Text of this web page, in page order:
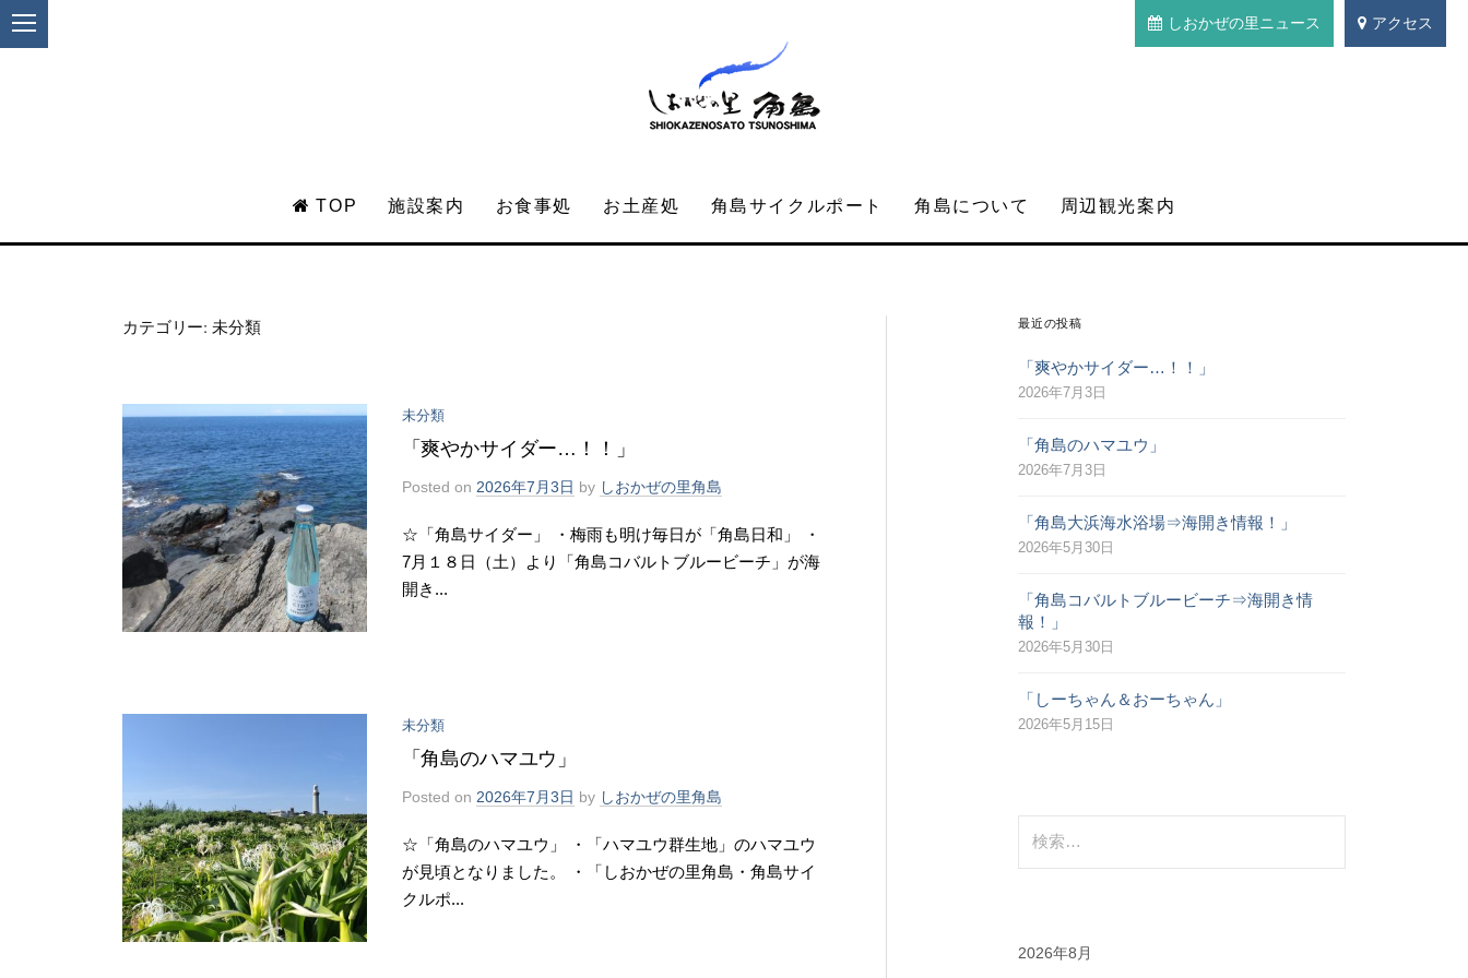
しおかぜの里ニュース アクセス
TOP 施設案内 お食事処 お土産処 角島サイクルポート 角島について 周辺観光案内
カテゴリー: 未分類
未分類
「爽やかサイダー…！！」
Posted on 2026年7月3日 by しおかぜの里角島
☆「角島サイダー」 ・梅雨も明け毎日が「角島日和」 ・
7月１８日（土）より「角島コバルトブルービーチ」が海
開き...
未分類
「角島のハマユウ」
Posted on 2026年7月3日 by しおかぜの里角島
☆「角島のハマユウ」 ・「ハマユウ群生地」のハマユウ
が見頃となりました。 ・「しおかぜの里角島・角島サイ
クルポ...
最近の投稿
「爽やかサイダー…！！」
2026年7月3日
「角島のハマユウ」
2026年7月3日
「角島大浜海水浴場⇒海開き情報！」
2026年5月30日
「角島コバルトブルービーチ⇒海開き情
報！」
2026年5月30日
「しーちゃん＆おーちゃん」
2026年5月15日
索
2026年8月